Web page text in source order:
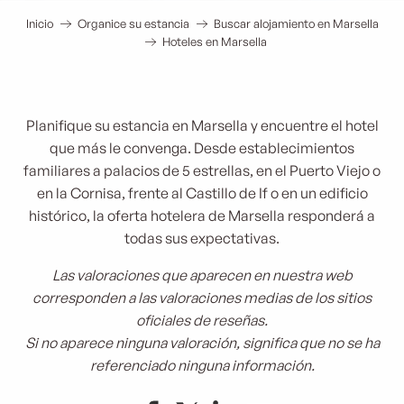
Inicio Organice su estancia
Buscar alojamiento en Marsella
Hoteles en Marsella
Planifique su estancia en Marsella y encuentre el hotel
que más le convenga. Desde establecimientos
familiares a palacios de 5 estrellas, en el Puerto Viejo o
en la Cornisa, frente al Castillo de If o en un edificio
histórico, la oferta hotelera de Marsella responderá a
todas sus expectativas.
Las valoraciones que aparecen en nuestra web
corresponden a las valoraciones medias de los sitios
oficiales de reseñas.
Si no aparece ninguna valoración, significa que no se ha
referenciado ninguna información.